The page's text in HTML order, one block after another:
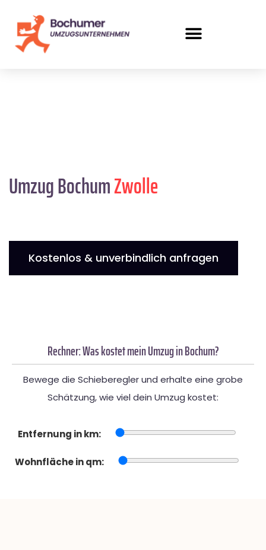
Umzug BochumZwolle
Kostenlos & unverbindlich anfragen
Rechner: Was kostet mein Umzug in Bochum?
Bewege die Schieberegler und erhalte eine grobe
Schätzung, wie viel dein Umzug kostet:
Entfernung in km:
Wohnfläche in qm: